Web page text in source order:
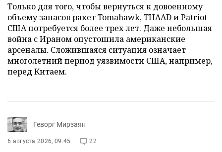
Только для того, чтобы вернуться к довоенному
объему запасов ракет Tomahawk, THAAD и Patriot
США потребуется более трех лет. Даже небольшая
война с Ираном опустошила американские
арсеналы. Сложившаяся ситуация означает
многолетний период уязвимости США, например,
перед Китаем.
Геворг Мирзаян
6 августа 2026, 09:45 22